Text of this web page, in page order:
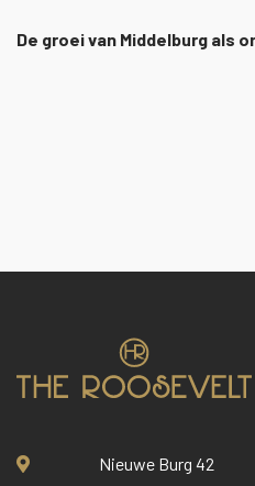
De groei van Middelburg als
Nieuwe Burg 42